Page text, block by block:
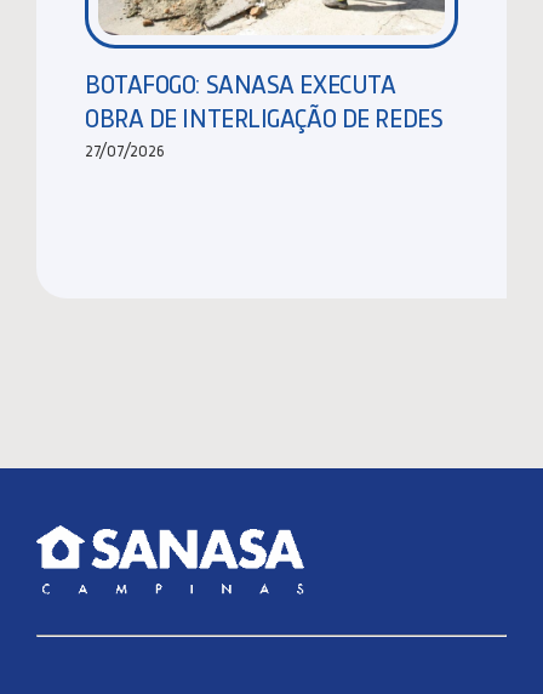
BOTAFOGO: SANASA EXECUTA
OBRA DE INTERLIGAÇÃO DE REDES
27/07/2026